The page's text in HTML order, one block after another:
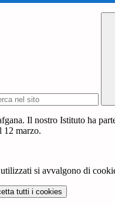
Il nostro Istituto ha
12 marzo.
si avvalgono di
tutti i cookies